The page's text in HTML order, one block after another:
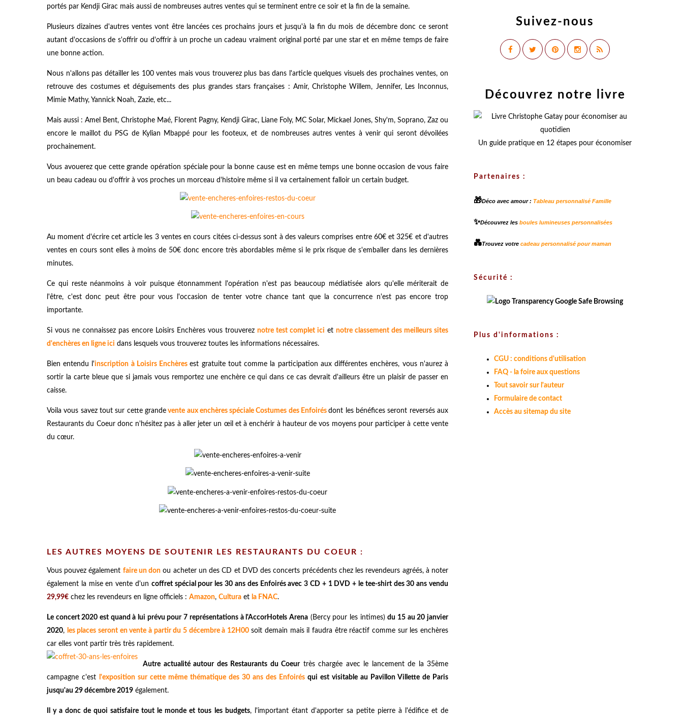
portés par Kendji Girac mais aussi de nombreuses autres ventes qui se terminent entre ce soir et la fin de la semaine.
Plusieurs dizaines d'autres ventes vont être lancées ces prochains jours et jusqu'à la fin du mois de décembre donc ce seront
autant d'occasions de s'offrir ou d'offrir à un proche un cadeau vraiment original porté par une star et en même temps de faire
une bonne action.
Nous n'allons pas détailler les 100 ventes mais vous trouverez plus bas dans l'article quelques visuels des prochaines ventes, on
retrouve des costumes et déguisements des plus grandes stars françaises : Amir, Christophe Willem, Jennifer, Les Inconnus,
Mimie Mathy, Yannick Noah, Zazie, etc...
Mais aussi : Amel Bent, Christophe Maé, Florent Pagny, Kendji Girac, Liane Foly, MC Solar, Mickael Jones, Shy'm, Soprano, Zaz ou
encore le maillot du PSG de Kylian Mbappé pour les footeux, et de nombreuses autres ventes à venir qui seront dévoilées
prochainement.
Vous avouerez que cette grande opération spéciale pour la bonne cause est en même temps une bonne occasion de vous faire
un beau cadeau ou d'offrir à vos proches un morceau d'histoire même si il va certainement falloir un certain budget.
Au moment d'écrire cet article les 3 ventes en cours citées ci-dessus sont à des valeurs comprises entre 60€ et 325€ et d'autres
ventes en cours sont elles à moins de 50€ donc encore très abordables même si le prix risque de s'emballer dans les dernières
minutes.
Ce qui reste néanmoins à voir puisque étonnamment l'opération n'est pas beaucoup médiatisée alors qu'elle mériterait de
l'être, c'est donc peut être pour vous l'occasion de tenter votre chance tant que la concurrence n'est pas encore trop
importante.
Si vous ne connaissez pas encore Loisirs Enchères vous trouverez notre test complet ici et notre classement des meilleurs sites
d'enchères en ligne ici dans lesquels vous trouverez toutes les informations nécessaires.
Bien entendu l'inscription à Loisirs Enchères est gratuite tout comme la participation aux différentes enchères, vous n'aurez à
sortir la carte bleue que si jamais vous remportez une enchère ce qui dans ce cas devrait d'ailleurs être un plaisir de passer en
caisse.
Voila vous savez tout sur cette grande vente aux enchères spéciale Costumes des Enfoirés dont les bénéfices seront reversés aux
Restaurants du Coeur donc n'hésitez pas à aller jeter un œil et à enchérir à hauteur de vos moyens pour participer à cette vente
du cœur.
LES AUTRES MOYENS DE SOUTENIR LES RESTAURANTS DU COEUR :
Vous pouvez également faire un don ou acheter un des CD et DVD des concerts précédents chez les revendeurs agréés, à noter
également la mise en vente d'un coffret spécial pour les 30 ans des Enfoirés avec 3 CD + 1 DVD + le tee-shirt des 30 ans vendu
29,99€ chez les revendeurs en ligne officiels : Amazon, Cultura et la FNAC.
Le concert 2020 est quand à lui prévu pour 7 représentations à l'AccorHotels Arena(Bercy pour les intimes)du 15 au 20 janvier
2020, les places seront en vente à partir du 5 décembre à 12H00soit demain mais il faudra être réactif comme sur les enchères
car elles vont partir très très rapidement.
Autre actualité autour des Restaurants du Coeurtrès chargée avec le lancement de la 35ème
campagne c'est
l'exposition sur cette même thématique des 30 ans des Enfoirés qui est visitable au Pavillon Villette de Paris
jusqu'au 29 décembre 2019 également.
Il y a donc de quoi satisfaire tout le monde et tous les budgets, l'important étant d'apporter sa petite pierre à l'édifice et de
Suivez-nous
Découvrez notre livre
Un guide pratique en 12 étapes pour économiser
Partenaires :
🎁Déco avec amour : Tableau personnalisé Famille
✨Découvrez les boules lumineuses personnalisées
💑Trouvez votre cadeau personnalisé pour maman
Sécurité :
Plus d'informations :
CGU : conditions d'utilisation
FAQ - la foire aux questions
Tout savoir sur l'auteur
Formulaire de contact
Accès au sitemap du site